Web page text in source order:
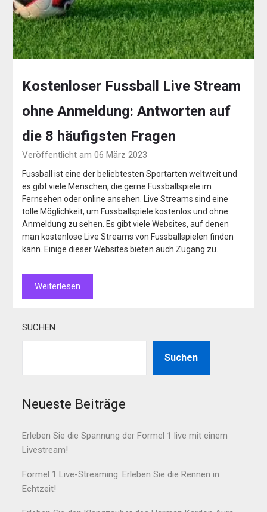
Kostenloser Fussball Live Stream
ohne Anmeldung: Antworten auf
die 8 häufigsten Fragen
Veröffentlicht am 06 März 2023
Fussball ist eine der beliebtesten Sportarten weltweit und
es gibt viele Menschen, die gerne Fussballspiele im
Fernsehen oder online ansehen. Live Streams sind eine
tolle Möglichkeit, um Fussballspiele kostenlos und ohne
Anmeldung zu sehen. Es gibt viele Websites, auf denen
man kostenlose Live Streams von Fussballspielen finden
kann. Einige dieser Websites bieten auch Zugang zu…
Weiterlesen
SUCHEN
Suchen
Neueste Beiträge
Erleben Sie die Spannung der Formel 1 live mit einem
Livestream!
Formel 1 Live-Streaming: Erleben Sie die Rennen in
Echtzeit!